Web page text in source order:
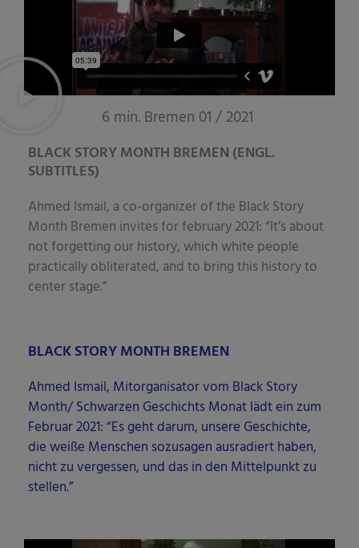
6 min. Bremen 01 / 2021
BLACK STORY MONTH BREMEN (ENGL.
SUBTITLES)
Ahmed Ismail, a co-orga­ni­zer of the Black Sto­ry
Month Bre­men invi­tes for febru­ary 2021: “It’s about
not for­get­ting our histo­ry, which white peo­p­le
prac­ti­cal­ly obli­te­ra­ted, and to bring this histo­ry to
cen­ter stage.”
BLACK STORY MONTH BREMEN
Ahmed Ismail, Mit­or­ga­ni­sa­tor vom Black Sto­ry
Month/ Schwar­zen Geschichts Monat lädt ein zum
Febru­ar 2021: “Es geht dar­um, unse­re Geschich­te,
die wei­ße Men­schen sozu­sa­gen aus­ra­diert haben,
nicht zu ver­ges­sen, und das in den Mit­tel­punkt zu
stellen.”